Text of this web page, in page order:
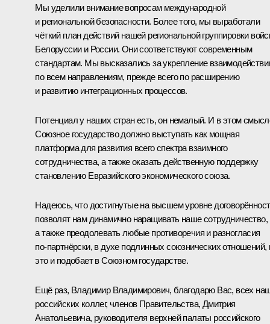
Мы уделили внимание вопросам международной
и региональной безопасности. Более того, мы выработали
чёткий план действий нашей региональной группировки
Белоруссии и России. Они соответствуют современным
стандартам. Мы высказались за укрепление
по всем направлениям, прежде всего по расширению
и развитию интеграционных процессов.
Потенциал у наших стран есть, он немалый. И в этом
Союзное государство должно выступать как мощная
платформа для развития всего спектра взаимного
сотрудничества, а также оказать действенную поддержку
становлению Евразийского экономического союза.
Надеюсь, что достигнутые на высшем уровне
позволят нам динамично наращивать наше сотрудничество,
а также преодолевать любые противоречия и разногласия
по‑партнёрски, в духе подлинных союзнических отношений,
это и подобает в Союзном государстве.
Ещё раз, Владимир Владимирович, благодарю Вас, всех
российских коллег, членов Правительства, Дмитрия
Анатольевича, руководителя верхней палаты российского